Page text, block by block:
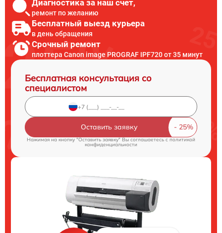
Диагностика за наш счет,
ремонт по желанию
Бесплатный выезд курьера
в день обращения
Срочный ремонт
плоттера Canon image PROGRAF IPF720 от 35 минут
Бесплатная консультация со
специалистом
Оставить заявку
Нажимая на кнопку "Оставить заявку" Вы соглашаетесь cполитикой
конфиденциальности